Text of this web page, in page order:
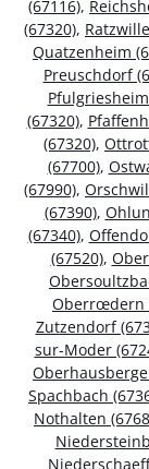
(67116),
(67320),
Quatzenheim
Preuschdorf
(67320),
(67320),
(67700),
(67990),
(67390),
(67340),
(67520),
Oberrœdern
Zutzendorf
sur-Moder
Spachbach
Nothalten